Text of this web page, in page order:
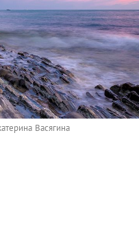
Васягина